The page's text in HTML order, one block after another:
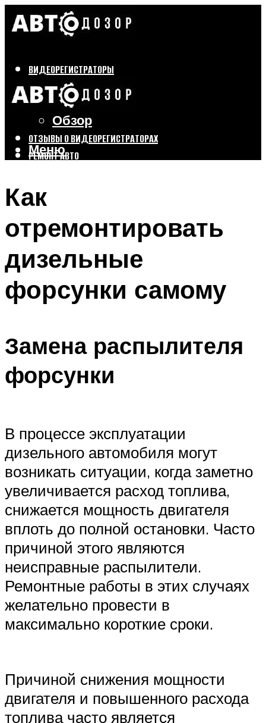
ВИДЕОРЕГИСТРАТОРЫ
Бренды
Выбор
Обзор
ОТЗЫВЫ О ВИДЕОРЕГИСТРАТОРАХ
РЕМОНТ АВТО
Меню
Как
отремонтировать
дизельные
форсунки самому
Замена распылителя
форсунки
В процессе эксплуатации
дизельного автомобиля могут
возникать ситуации, когда заметно
увеличивается расход топлива,
снижается мощность двигателя
вплоть до полной остановки. Часто
причиной этого являются
неисправные распылители.
Ремонтные работы в этих случаях
желательно провести в
максимально короткие сроки.
Причиной снижения мощности
двигателя и повышенного расхода
топлива часто является